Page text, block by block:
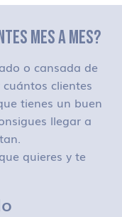
MES A MES?
o cansada de
clientes
tienes un buen
llegar a
quieres y te